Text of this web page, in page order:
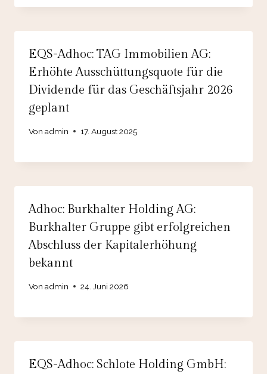
EQS-Adhoc: TAG Immobilien AG:
Erhöhte Ausschüttungsquote für die
Dividende für das Geschäftsjahr 2026
geplant
Von admin 17. August 2025
Adhoc: Burkhalter Holding AG:
Burkhalter Gruppe gibt erfolgreichen
Abschluss der Kapitalerhöhung
bekannt
Von admin 24. Juni 2026
EQS-Adhoc: Schlote Holding GmbH: